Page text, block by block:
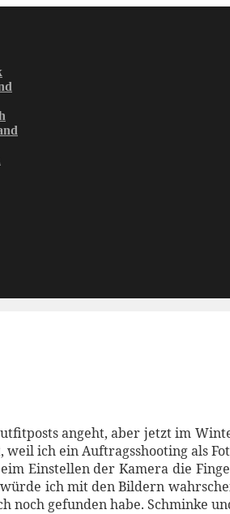
angeht, aber jetzt im
weil ich ein Auftragsshooting als
Einstellen der Kamera die
ich mit den Bildern
noch gefunden habe. Schminke